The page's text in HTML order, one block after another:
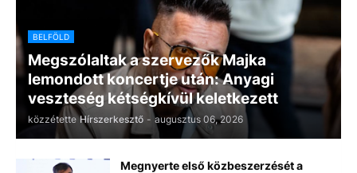
BELFÖLD
Megszólaltak a szervezők Majka
lemondott koncertje után: Anyagi
veszteség kétségkívül keletkezett
közzétette Hírszerkesztő - augusztus 06, 2026
Megnyerte első közbeszerzését a